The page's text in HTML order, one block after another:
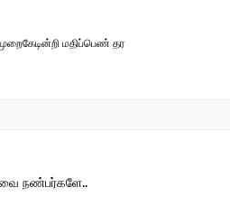
மதிப்பெண் தர
நண்பர்களே..